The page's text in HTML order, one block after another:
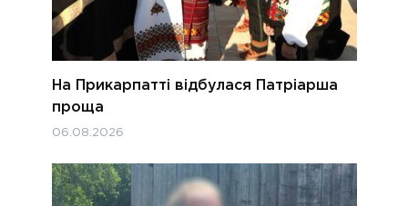
На Прикарпатті відбулася Патріарша
проща
06.08.2026